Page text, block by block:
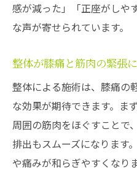
感が減った」「正座がしや
な声が寄せられています。
整体が膝痛と筋肉の緊張
整体による施術は、膝痛の
な効果が期待できます。ま
周囲の筋肉をほぐすことで
排出もスムーズになります
や痛みが和らぎやすくなりま